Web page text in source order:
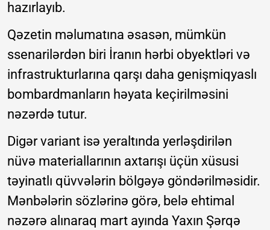
hazırlayıb.
Qəzetin məlumatına əsasən, mümkün
ssenarilərdən biri İranın hərbi obyektləri və
infrastrukturlarına qarşı daha genişmiqyaslı
bombardmanların həyata keçirilməsini
nəzərdə tutur.
Digər variant isə yeraltında yerləşdirilən
nüvə materiallarının axtarışı üçün xüsusi
təyinatlı qüvvələrin bölgəyə göndərilməsidir.
Mənbələrin sözlərinə görə, belə ehtimal
nəzərə alınaraq mart ayında Yaxın Şərqə